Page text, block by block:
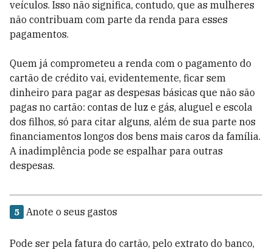
veículos. Isso não significa, contudo, que as mulheres
não contribuam com parte da renda para esses
pagamentos.
Quem já comprometeu a renda com o pagamento do
cartão de crédito vai, evidentemente, ficar sem
dinheiro para pagar as despesas básicas que não são
pagas no cartão: contas de luz e gás, aluguel e escola
dos filhos, só para citar alguns, além de sua parte nos
financiamentos longos dos bens mais caros da família.
A inadimplência pode se espalhar para outras
despesas.
5 Anote o seus gastos
Pode ser pela fatura do cartão, pelo extrato do banco,